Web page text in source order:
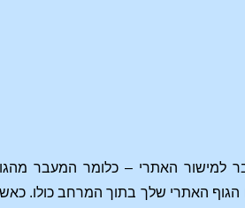
למישור האתרי – כלומר המעבר
הגוף האתרי שלך בתוך המרחב כולו.